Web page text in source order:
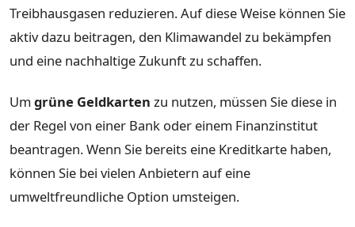
Treibhausgasen reduzieren. Auf diese Weise können Sie
aktiv dazu beitragen, den Klimawandel zu bekämpfen
und eine nachhaltige Zukunft zu schaffen.
Umgrüne Geldkarten zu nutzen, müssen Sie diese in
der Regel von einer Bank oder einem Finanzinstitut
beantragen. Wenn Sie bereits eine Kreditkarte haben,
können Sie bei vielen Anbietern auf eine
umweltfreundliche Option umsteigen.